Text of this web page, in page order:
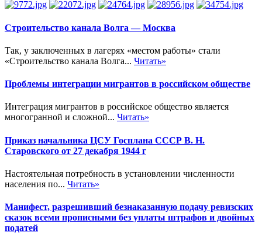
Строительство канала Волга — Москва
Так, у заключенных в лагерях «местом работы» стали
«Строительство канала Волга... Читать»
Проблемы интеграции мигрантов в российском обществе
Интеграция мигрантов в российское общество является
многогранной и сложной... Читать»
Приказ начальника ЦСУ Госплана СССР В. Н.
Старовского от 27 декабря 1944 г
Настоятельная потребность в установлении численности
населения по... Читать»
Манифест, разрешивший безнаказанную подачу ревизских
сказок всеми прописными без уплаты штрафов и двойных
податей